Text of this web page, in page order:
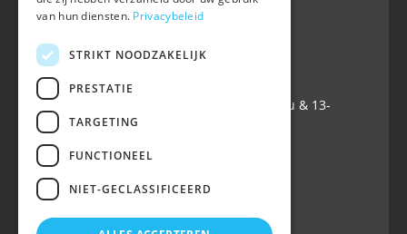
+32 (0) 16 47 99 85
info@belgian-warmblood.com
TVA BE 0410.346.424
IBAN BE40 7364 0368 4863
Ouvert tous les jours ouvrables: 9u-12u & 13-
16u
Suivez-nous sur
van hun diensten. Privacybeleid
STRIKT NOODZAKELIJK
PRESTATIE
TARGETING
FUNCTIONEEL
NIET-GECLASSIFICEERD